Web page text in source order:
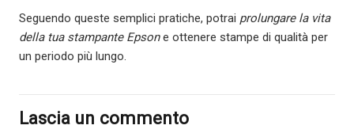
Seguendo queste semplici pratiche, potrai prolungare la vita
della tua stampante Epsone ottenere stampe di qualità per
un periodo più lungo.
Lascia un commento